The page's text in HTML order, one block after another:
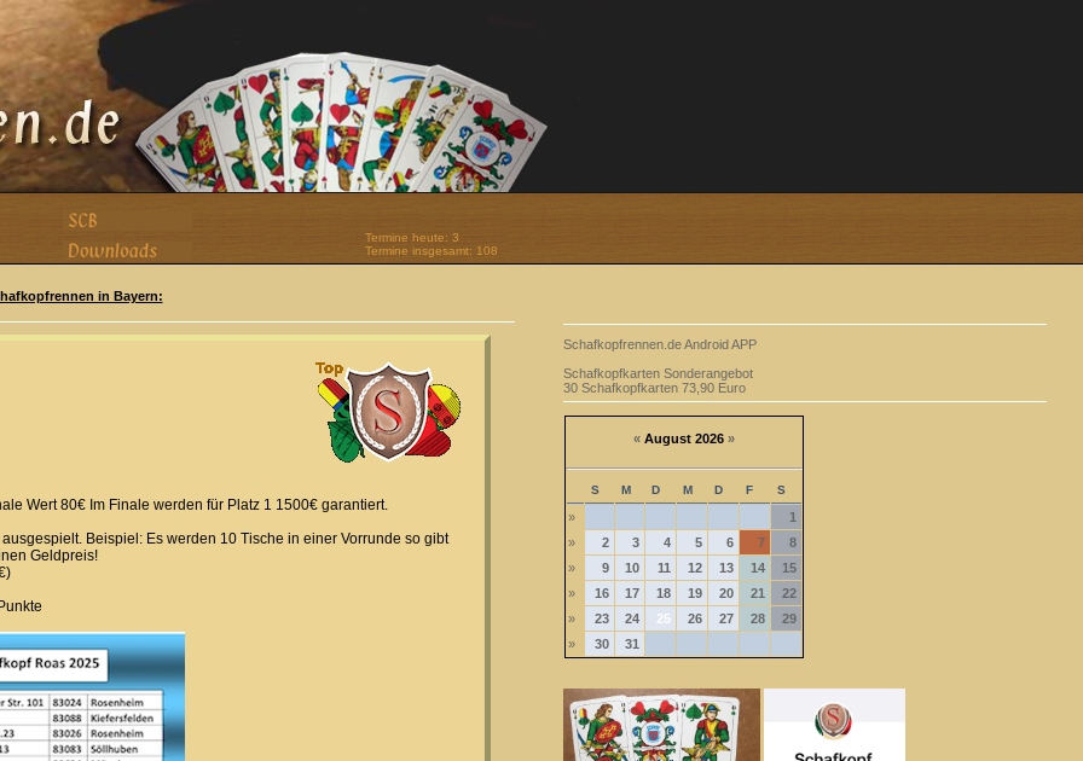
Termine heute: 3
Termine insgesamt: 108
in Bayern:
Wert 80€ Im Finale werden für Platz 1 1500€ garantiert.
Beispiel: Es werden 10 Tische in einer Vorrunde so gibt
Geldpreis!
Schafkopfrennen.de Android APP
Schafkopfkarten Sonderangebot
30 Schafkopfkarten 73,90 Euro
« August 2026 »
S M D M D F S
»
1
»
2 3 4 5 6 7
8
»
9 10 11 12 13 14
15
»
16 17 18 19 20 21
22
»
23 24 25 26 27 28
29
»
30 31